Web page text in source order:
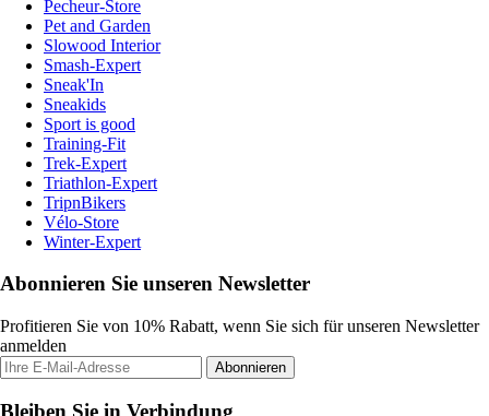
Pecheur-Store
Pet and Garden
Slowood Interior
Smash-Expert
Sneak'In
Sneakids
Sport is good
Training-Fit
Trek-Expert
Triathlon-Expert
TripnBikers
Vélo-Store
Winter-Expert
Abonnieren Sie unseren Newsletter
Profitieren Sie von 10% Rabatt, wenn Sie sich für unseren Newsletter
anmelden
Abonnieren
Bleiben Sie in Verbindung